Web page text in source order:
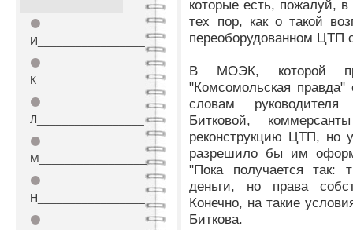
⚫
И_________________
⚫
К_________________
⚫
Л_________________
⚫
М_________________
⚫
Н_________________
⚫
которые есть, пожалуй,
тех пор, как о такой
переоборудованном
В МОЭК, которой
"Комсомольская
словам
Битковой,
реконструкцию ЦТП, но
разрешило бы им
"Пока получается так:
деньги, но права
Конечно, на такие
Биткова.